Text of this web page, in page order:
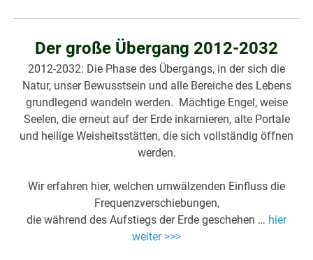
Der große Übergang 2012-2032
2012-2032: Die Phase des Übergangs, in der sich die
Natur, unser Bewusstsein und alle Bereiche des Lebens
grundlegend wandeln werden. Mächtige Engel, weise
Seelen, die erneut auf der Erde inkarnieren, alte Portale
und heilige Weisheitsstätten, die sich vollständig öffnen
werden.
Wir erfahren hier, welchen umwälzenden Einfluss die
Frequenzverschiebungen,
die während des Aufstiegs der Erde geschehen … hier
weiter >>>